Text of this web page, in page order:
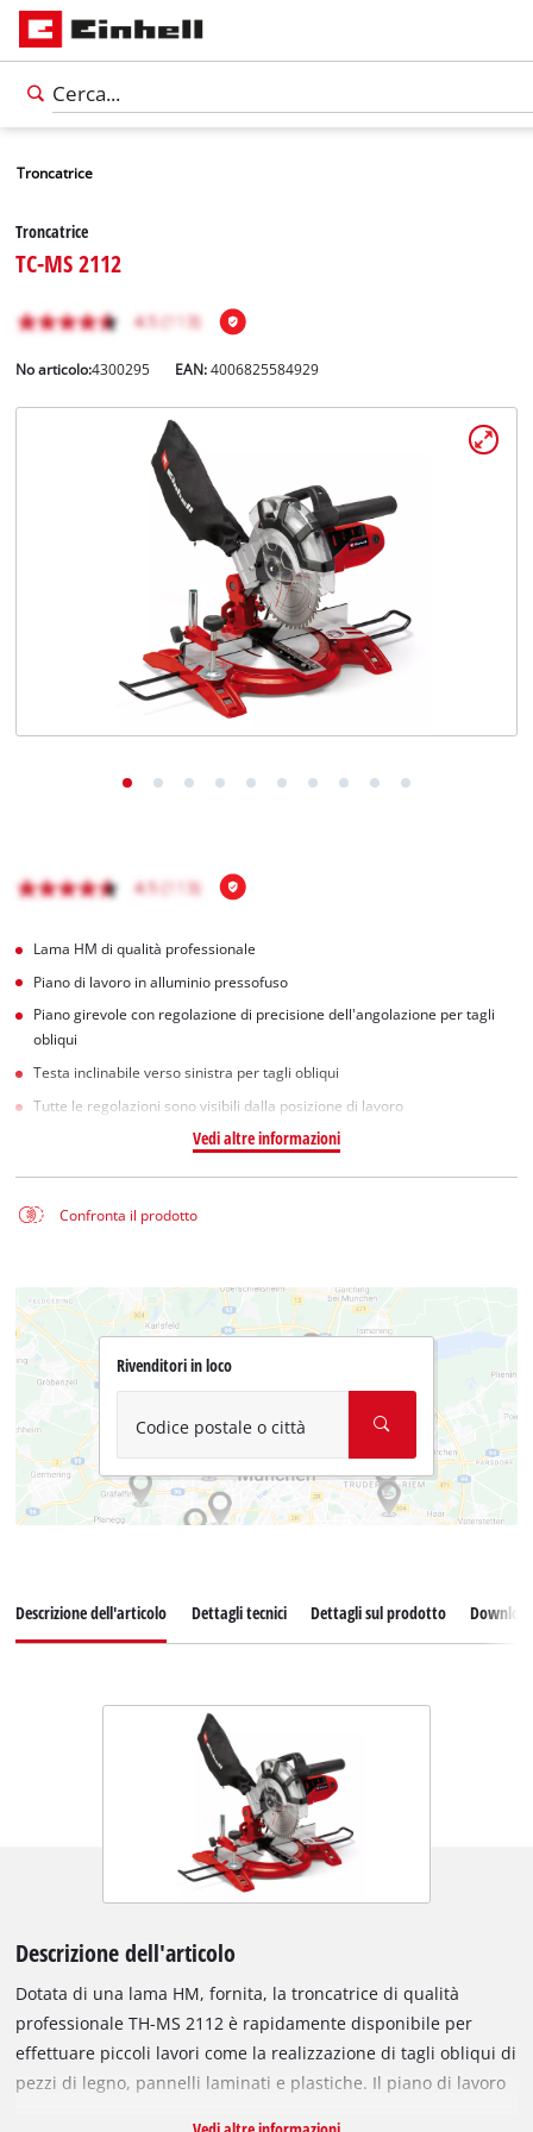
Troncatrice
Troncatrice
TC-MS 2112
No articolo:4300295 EAN:4006825584929
Lama HM di qualità professionale
Piano di lavoro in alluminio pressofuso
Piano girevole con regolazione di precisione dell'angolazione per tagli
obliqui
Testa inclinabile verso sinistra per tagli obliqui
Tutte le regolazioni sono visibili dalla posizione di lavoro
Vedi altre informazioni
Confronta il prodotto
Rivenditori in loco
Codice postale o città
Descrizione dell'articolo Dettagli tecnici Dettagli sul prodotto
Descrizione dell'articolo
Dotata di una lama HM, fornita, la troncatrice di qualità
professionale TH-MS 2112 è rapidamente disponibile per
effettuare piccoli lavori come la realizzazione di tagli obliqui di
pezzi di legno, pannelli laminati e plastiche. Il piano di lavoro